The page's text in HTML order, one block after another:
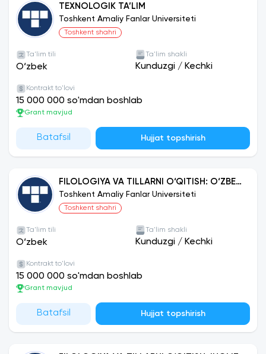
TEXNOLOGIK TA’LIM
Toshkent Amaliy Fanlar Universiteti
Toshkent shahri
Ta'lim tili
O‘zbek
Ta'lim shakli
Kunduzgi / Kechki
Kontrakt to'lovi
15 000 000 so'mdan boshlab
Grant mavjud
Batafsil Hujjat topshirish
FILOLOGIYA VA TILLARNI O‘QITISH: O‘ZBEK
TILI
Toshkent Amaliy Fanlar Universiteti
Toshkent shahri
Ta'lim tili
O‘zbek
Ta'lim shakli
Kunduzgi / Kechki
Kontrakt to'lovi
15 000 000 so'mdan boshlab
Grant mavjud
Batafsil Hujjat topshirish